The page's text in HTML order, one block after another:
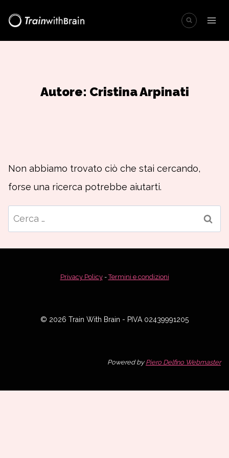
Autore: Cristina Arpinati
Non abbiamo trovato ciò che stai cercando,
forse una ricerca potrebbe aiutarti.
Ricerca
per:
Privacy Policy-Termini e condizioni
© 2026 Train With Brain - PIVA 02439991205
Powered byPiero Delfino Webmaster